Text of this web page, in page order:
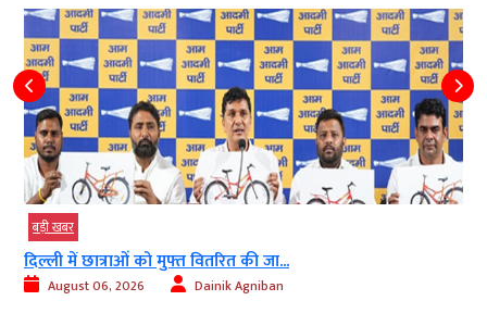
बड़ी खबर
दिल्ली में छात्राओं को मुफ्त वितरित की जा...
August 06, 2026 Dainik Agniban